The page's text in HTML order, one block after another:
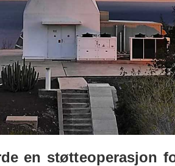
en støtteoperasjon